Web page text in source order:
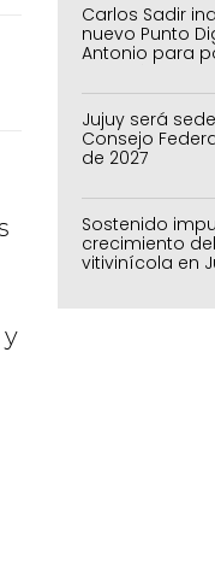
Carlos Sadir
nuevo Punto
Antonio para
inclusión
Jujuy será
Consejo
de 2027
Sostenido
crecimiento
vitivinícola en